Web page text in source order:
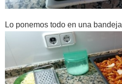
Lo ponemos todo en una bandeja